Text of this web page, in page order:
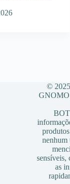
©
nenhum
sensíveis,
as